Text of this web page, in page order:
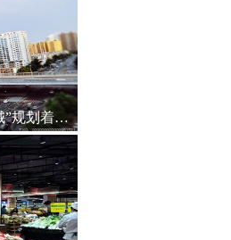
从东北到西北 他在“军垦第一城”规划着城建未来